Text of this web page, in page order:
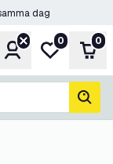
dag
KontoMin0 0
sök